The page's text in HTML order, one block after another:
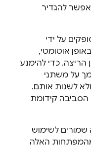
אפשר להגדיר
על ידי
אוטומטי,
הריצה. כדי להימנע
על משתני
לשנות אותם.
הסביבה קידומת
לשימוש
האלה